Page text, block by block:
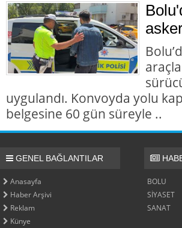
uygulandı. Konvoyda yolu
belgesine 60 gün süreyle ..
GENEL BAĞLANTILAR
Anasayfa
Haber Arşivi
Reklam
Künye
BOLU
SİYASET
SANAT